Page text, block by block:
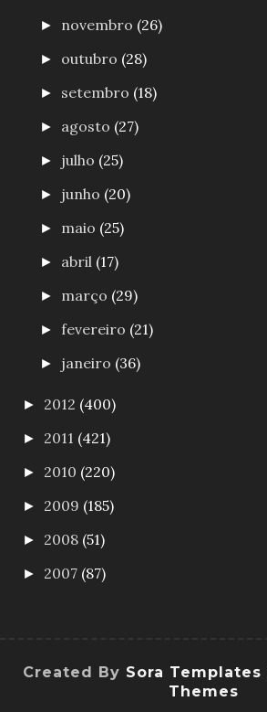
► novembro (26)
► outubro (28)
► setembro (18)
► agosto (27)
► julho (25)
► junho (20)
► maio (25)
► abril (17)
► março (29)
►fevereiro (21)
► janeiro (36)
► 2012 (400)
► 2011 (421)
► 2010 (220)
► 2009 (185)
► 2008 (51)
► 2007 (87)
Created By Sora Templates
Themes